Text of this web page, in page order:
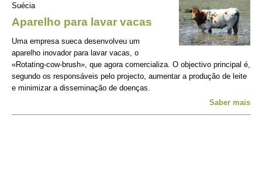
Suécia
Aparelho para lavar vacas
Uma empresa sueca desenvolveu um
aparelho inovador para lavar vacas, o
«Rotating-cow-brush», que agora comercializa. O objectivo principal é,
segundo os responsáveis pelo projecto, aumentar a produção de leite
e minimizar a disseminação de doenças.
Saber mais